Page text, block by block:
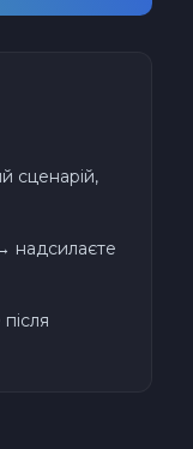
сценарій,
надсилаєте